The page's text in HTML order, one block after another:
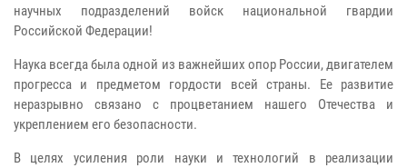
научных подразделений войск национальной гвардии
Российской Федерации!
Наука всегда была одной из важнейших опор России, двигателем
прогресса и предметом гордости всей страны. Ее развитие
неразрывно связано с процветанием нашего Отечества и
укреплением его безопасности.
В целях усиления роли науки и технологий в реализации